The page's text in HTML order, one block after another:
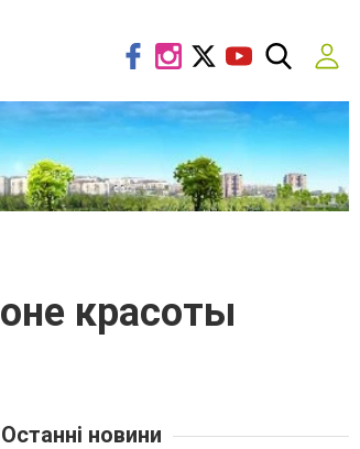
красоты
Останні новини